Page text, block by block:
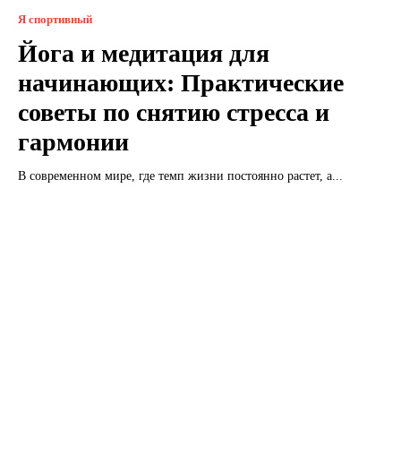
Я спортивный
Йога и медитация для
начинающих: Практические
советы по снятию стресса и
гармонии
В современном мире, где темп жизни постоянно растет, а...